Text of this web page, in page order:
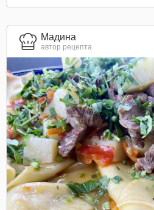
Мадина
автор рецепта